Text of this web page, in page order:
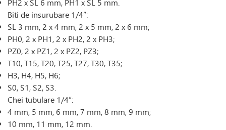
Biti de insurubare 1/4”:
SL 3 mm, 2 x 4 mm, 2 x 5 mm, 2 x 6 mm;
PH0, 2 x PH1, 2 x PH2, 2 x PH3;
PZ0, 2 x PZ1, 2 x PZ2, PZ3;
T10, T15, T20, T25, T27, T30, T35;
H3, H4, H5, H6;
S0, S1, S2, S3.
Chei tubulare 1/4”:
4 mm, 5 mm, 6 mm, 7 mm, 8 mm, 9 mm;
10 mm, 11 mm, 12 mm.